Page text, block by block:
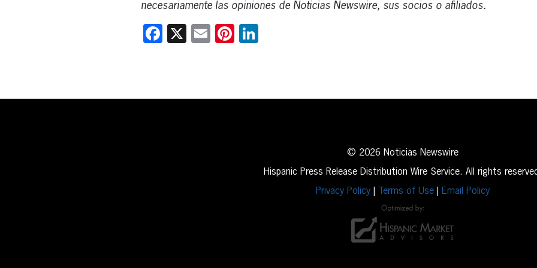
necesariamente las opiniones de Noticias Newswire, sus socios o afiliados.
Facebook
X EmailPinterest
© 2026 Noticias Newswire
Hispanic Press Release Distribution Wire Service. All rights
Privacy Policy
Terms of Use Email Policy